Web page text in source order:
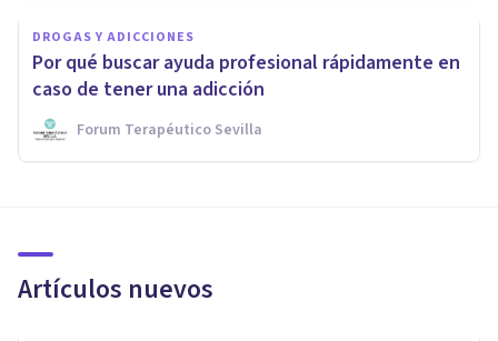
DROGAS Y ADICCIONES
Por qué buscar ayuda profesional rápidamente en
caso de tener una adicción
Forum Terapéutico Sevilla
Artículos nuevos